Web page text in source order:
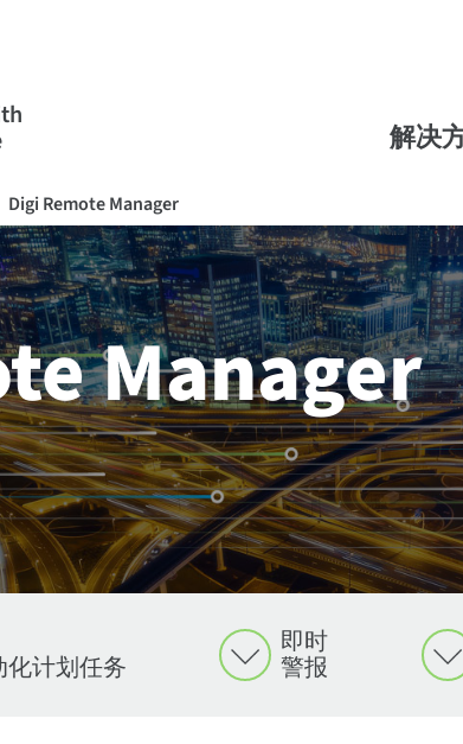
解决
Digi Remote Manager
Manager
化计划任务
即时
警报